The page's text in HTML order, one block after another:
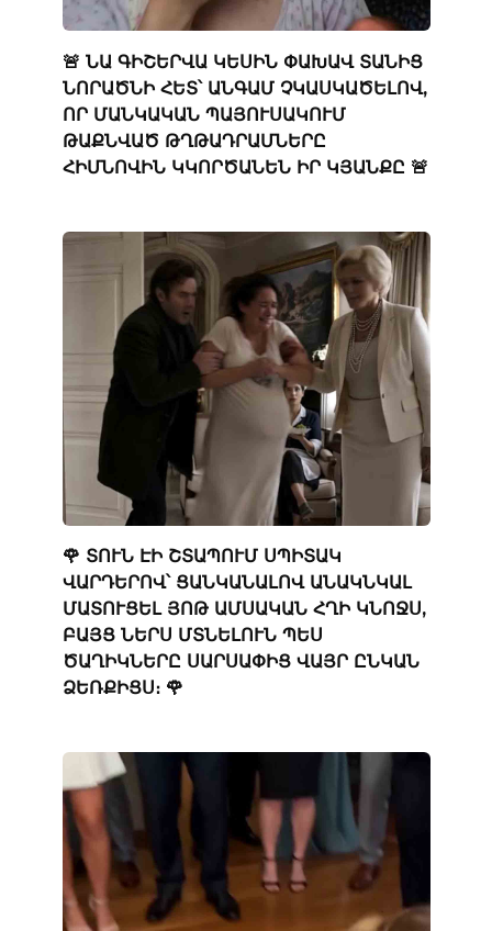
🚨 ՆԱ ԳԻՇԵՐՎԱ ԿԵՍԻՆ ՓԱԽԱՎ ՏԱՆԻՑ
ՆՈՐԱԾՆԻ ՀԵՏ՝ ԱՆԳԱՄ ՉԿԱՍԿԱԾԵԼՈՎ,
ՈՐ ՄԱՆԿԱԿԱՆ ՊԱՅՈՒՍԱԿՈՒՄ
ԹԱՔՆՎԱԾ ԹՂԹԱԴՐԱՄՆԵՐԸ
ՀԻՄՆՈՎԻՆ ԿԿՈՐԾԱՆԵՆ ԻՐ ԿՅԱՆՔԸ 🚨
🌹 ՏՈՒՆ ԷԻ ՇՏԱՊՈՒՄ ՍՊԻՏԱԿ
ՎԱՐԴԵՐՈՎ՝ ՑԱՆԿԱՆԱԼՈՎ ԱՆԱԿՆԿԱԼ
ՄԱՏՈՒՑԵԼ ՅՈԹ ԱՄՍԱԿԱՆ ՀՂԻ ԿՆՈՋՍ,
ԲԱՅՑ ՆԵՐՍ ՄՏՆԵԼՈՒՆ ՊԵՍ
ԾԱՂԻԿՆԵՐԸ ՍԱՐՍԱՓԻՑ ՎԱՅՐ ԸՆԿԱՆ
ՁԵՌՔԻՑՍ։ 🌹